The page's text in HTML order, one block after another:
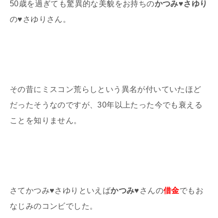
50歳を過ぎても驚異的な美貌をお持ちのかつみ♥さゆり
の♥ さゆりさん。
その昔にミスコン荒らしという異名が付いていたほど
だったそうなのですが、30年以上たった今でも衰える
ことを知りません。
さてかつみ♥さゆりといえばかつみ♥ さんの借金でもお
なじみのコンビでした。